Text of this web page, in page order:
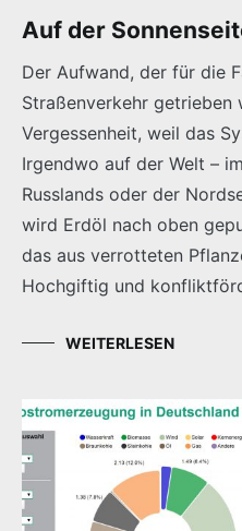
Auf der
Der Aufwand, der für die
Straßenverkehr getrieben
Vergessenheit, weil das
Irgendwo auf der Welt –
Russlands oder der
wird Erdöl nach oben
das aus verrotteten
Hochgiftig und
WEITERLESEN